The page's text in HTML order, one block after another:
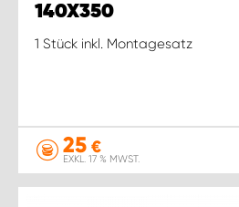
140X350
1 Stück inkl. Montagesatz
25 €
EXKL. 17 % MWST.